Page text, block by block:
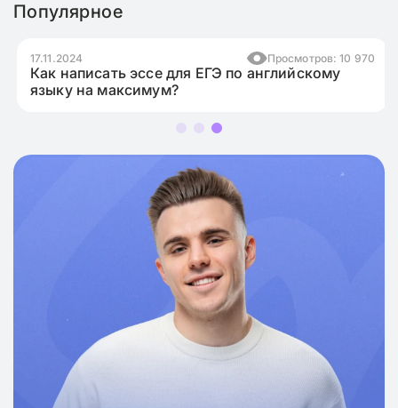
Популярное
17.11.2024 Просмотров: 10 970
Как написать эссе для ЕГЭ по английскому
языку на максимум?